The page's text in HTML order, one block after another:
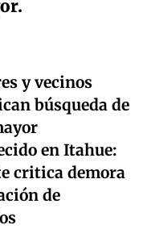
y vecinos
búsqueda de
en Itahue:
critica demora
de